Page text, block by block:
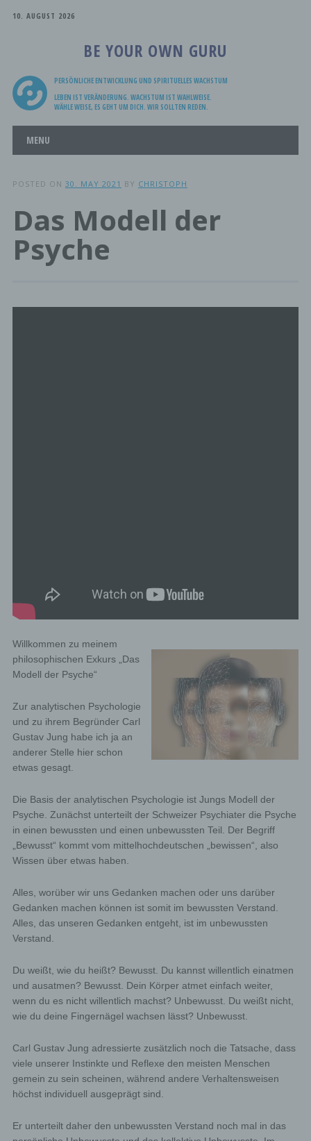
10. AUGUST 2026
BE YOUR OWN GURU
PERSÖNLICHE ENTWICKLUNG UND SPIRITUELLES WACHSTUM
LEBEN IST VERÄNDERUNG. WACHSTUM IST WAHLWEISE.
WÄHLE WEISE, ES GEHT UM DICH. WIR SOLLTEN REDEN.
Main menu
MENU
POSTED ON 30. MAY 2021 BY CHRISTOPH
Das Modell der
Psyche
Willkommen zu meinem
philosophischen Exkurs „Das
Modell der Psyche“
Zur analytischen Psychologie
und zu ihrem Begründer Carl
Gustav Jung habe ich ja an
anderer Stelle hier schon
etwas gesagt.
Die Basis der analytischen Psychologie ist Jungs Modell der
Psyche. Zunächst unterteilt der Schweizer Psychiater die Psyche
in einen bewussten und einen unbewussten Teil. Der Begriff
„Bewusst“ kommt vom mittelhochdeutschen „bewissen“, also
Wissen über etwas haben.
Alles, worüber wir uns Gedanken machen oder uns darüber
Gedanken machen können ist somit im bewussten Verstand.
Alles, das unseren Gedanken entgeht, ist im unbewussten
Verstand.
Du weißt, wie du heißt? Bewusst. Du kannst willentlich einatmen
und ausatmen? Bewusst. Dein Körper atmet einfach weiter,
wenn du es nicht willentlich machst? Unbewusst. Du weißt nicht,
wie du deine Fingernägel wachsen lässt? Unbewusst.
Carl Gustav Jung adressierte zusätzlich noch die Tatsache, dass
viele unserer Instinkte und Reflexe den meisten Menschen
gemein zu sein scheinen, während andere Verhaltensweisen
höchst individuell ausgeprägt sind.
Er unterteilt daher den unbewussten Verstand noch mal in das